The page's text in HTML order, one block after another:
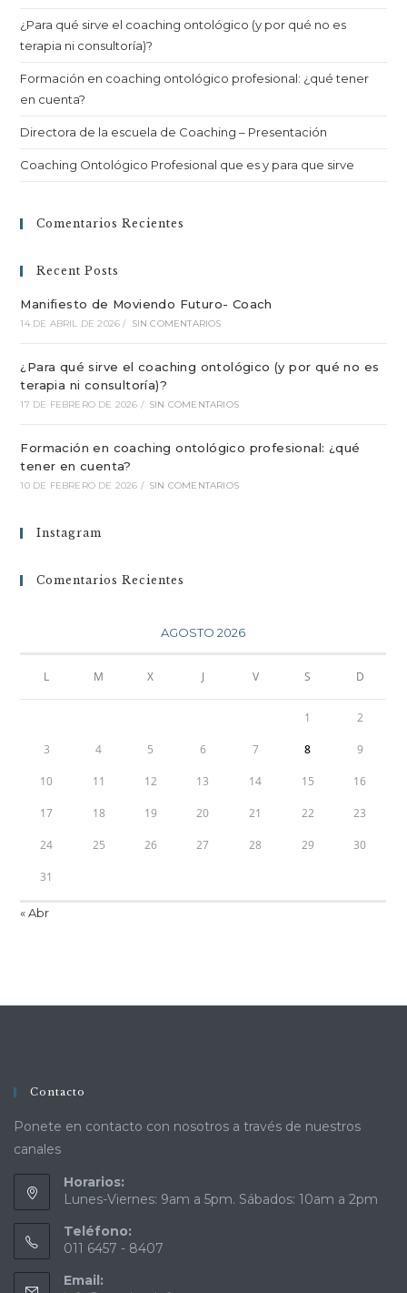
¿Para qué sirve el coaching ontológico (y por qué no es
terapia ni consultoría)?
Formación en coaching ontológico profesional: ¿qué tener
en cuenta?
Directora de la escuela de Coaching – Presentación
Coaching Ontológico Profesional que es y para que sirve
Comentarios Recientes
Recent Posts
Manifiesto de Moviendo Futuro- Coach
14 DE ABRIL DE 2026 / SIN COMENTARIOS
¿Para qué sirve el coaching ontológico (y por qué no es
terapia ni consultoría)?
17 DE FEBRERO DE 2026 / SIN COMENTARIOS
Formación en coaching ontológico profesional: ¿qué
tener en cuenta?
10 DE FEBRERO DE 2026 / SIN COMENTARIOS
Instagram
Comentarios Recientes
AGOSTO 2026
L M X J V S D
1 2
3 4 5 6 7 8 9
10 11 12 13 14 15 16
17 18 19 20 21 22 23
24 25 26 27 28 29 30
31
« Abr
Contacto
Ponete en contacto con nosotros a través de nuestros
canales
Horarios:
Lunes-Viernes: 9am a 5pm. Sábados: 10am a 2pm
Teléfono:
011 6457 - 8407
Email: